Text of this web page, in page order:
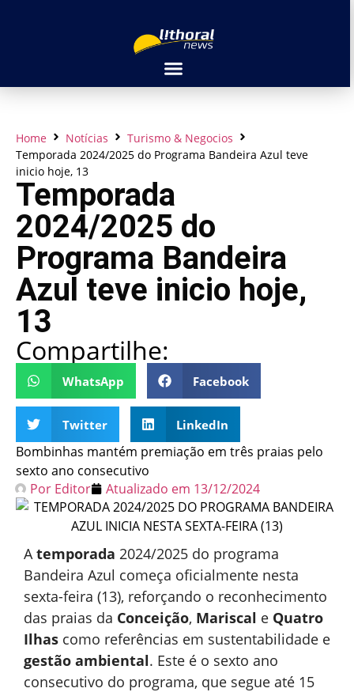
Home Notícias
Turismo & Negocios
Temporada 2024/2025 do Programa Bandeira Azul teve
inicio hoje, 13
Temporada
2024/2025 do
Programa Bandeira
Azul teve inicio hoje,
13
Compartilhe:
WhatsApp Facebook
Twitter LinkedIn
Bombinhas mantém premiação em três praias pelo
sexto ano consecutivo
Por Editor Atualizado em 13/12/2024
Atemporada 2024/2025 do programa
Bandeira Azul começa oficialmente nesta
sexta-feira (13), reforçando o reconhecimento
das praias da Conceição, Mariscal e Quatro
Ilhas como referências em sustentabilidade e
gestão ambiental. Este é o sexto ano
consecutivo do programa, que segue até 15